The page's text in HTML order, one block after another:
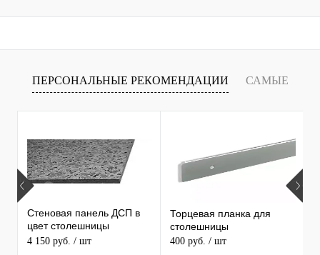
ПЕРСОНАЛЬНЫЕ РЕКОМЕНДАЦИИ САМЫЕ
ПРОДАВАЕМЫЕ ТОВАРЫ
Стеновая панель ДСП в
цвет столешницы
MAERSS
4 150 руб. / шт
Торцевая планка для
столешницы
400 руб. / шт